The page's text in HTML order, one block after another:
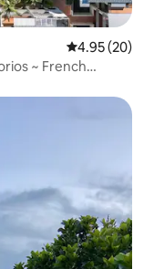
Calificación
4.95 (20)
~ French